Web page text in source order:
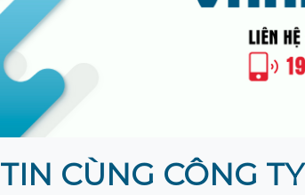
TIN CÙNG CÔNG TY